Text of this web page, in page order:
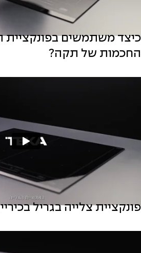
כיצד משתמשים בפונקציית
החכמות של תקה?
פונקציית צלייה בגריל